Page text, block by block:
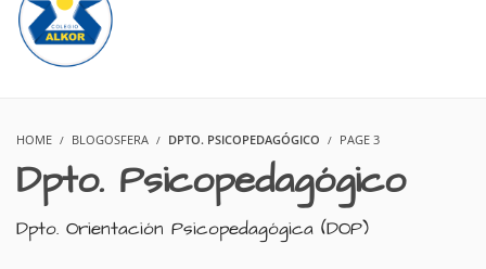
HOME BLOGOSFERA DPTO. PSICOPEDAGÓGICO PAGE 3
Dpto. Psicopedagógico
Dpto. Orientación Psicopedagógica (DOP)